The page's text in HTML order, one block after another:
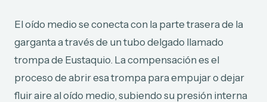
El oído medio se conecta con la parte trasera de la
garganta a través de un tubo delgado llamado
trompa de Eustaquio. La compensación es el
proceso de abrir esa trompa para empujar o dejar
fluir aire al oído medio, subiendo su presión interna